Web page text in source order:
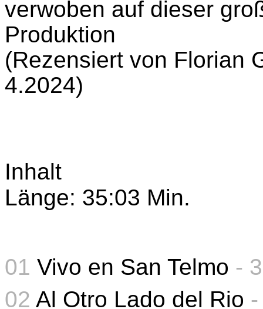
verwoben auf dieser
Produktion
(Rezensiert von Florian
4.2024)
Inhalt
Länge: 35:03 Min.
01 Vivo en San Telmo -
02 Al Otro Lado del Rio